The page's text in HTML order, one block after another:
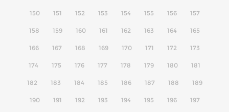
150 151 152 153 154 155 156 157
158 159 160 161 162 163 164 165
166 167 168 169 170 171 172 173
174 175 176 177 178 179 180 181
182 183 184 185 186 187 188 189
190 191 192 193 194 195 196 197